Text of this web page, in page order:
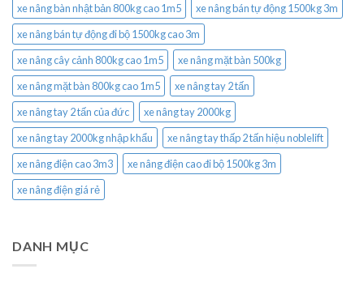
xe nâng bàn nhật bản 800kg cao 1m5
xe nâng bán tự động 1500kg 3m
xe nâng bán tự động đi bộ 1500kg cao 3m
xe nâng cây cảnh 800kg cao 1m5
xe nâng mặt bàn 500kg
xe nâng mặt bàn 800kg cao 1m5
xe nâng tay 2 tấn
xe nâng tay 2 tấn của đức
xe nâng tay 2000kg
xe nâng tay 2000kg nhập khẩu
xe nâng tay thấp 2 tấn hiệu noblelift
xe nâng điện cao 3m3
xe nâng điện cao đi bộ 1500kg 3m
xe nâng điện giá rẻ
DANH MỤC